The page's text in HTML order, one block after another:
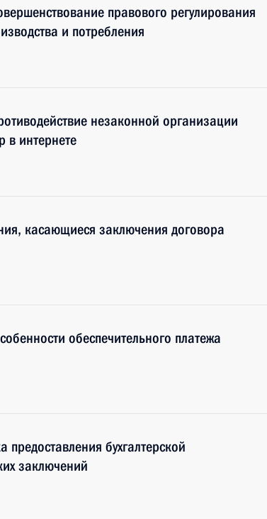
правового регулирования
и потребления
незаконной организации
в интернете
касающиеся заключения договора
обеспечительного платежа
бухгалтерской
заключений